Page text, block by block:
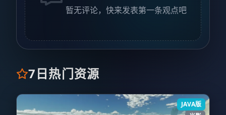
暂无评论，快来发表第一条观点吧
7日热门资源
JAVA版